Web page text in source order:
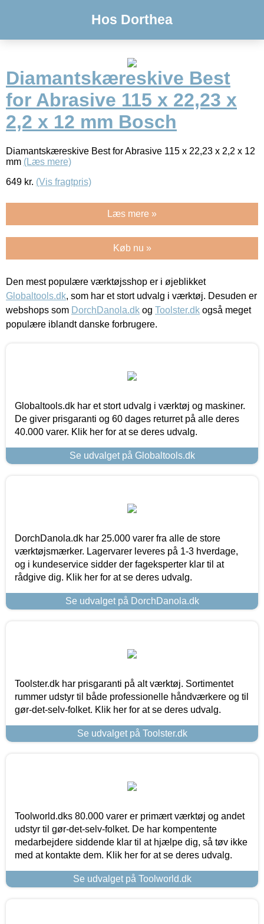
Hos Dorthea
Diamantskæreskive Best
for Abrasive 115 x 22,23 x
2,2 x 12 mm Bosch
Diamantskæreskive Best for Abrasive 115 x 22,23 x 2,2 x 12
mm (Læs mere)
649 kr. (Vis fragtpris)
Læs mere »
Køb nu »
Den mest populære værktøjsshop er i øjeblikket
Globaltools.dk, som har et stort udvalg i værktøj. Desuden er
webshops som DorchDanola.dk og Toolster.dk også meget
populære iblandt danske forbrugere.
Globaltools.dk har et stort udvalg i værktøj og maskiner.
De giver prisgaranti og 60 dages returret på alle deres
40.000 varer. Klik her for at se deres udvalg.
Se udvalget på Globaltools.dk
DorchDanola.dk har 25.000 varer fra alle de store
værktøjsmærker. Lagervarer leveres på 1-3 hverdage,
og i kundeservice sidder der fageksperter klar til at
rådgive dig. Klik her for at se deres udvalg.
Se udvalget på DorchDanola.dk
Toolster.dk har prisgaranti på alt værktøj. Sortimentet
rummer udstyr til både professionelle håndværkere og til
gør-det-selv-folket. Klik her for at se deres udvalg.
Se udvalget på Toolster.dk
Toolworld.dks 80.000 varer er primært værktøj og andet
udstyr til gør-det-selv-folket. De har kompentente
medarbejdere siddende klar til at hjælpe dig, så tøv ikke
med at kontakte dem. Klik her for at se deres udvalg.
Se udvalget på Toolworld.dk